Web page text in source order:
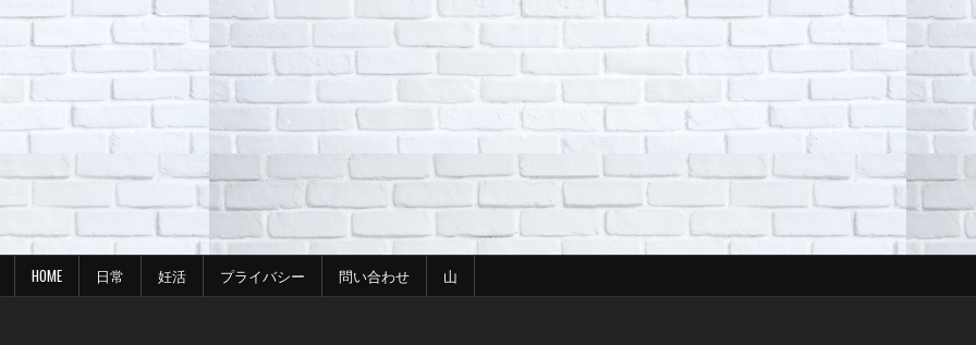
HOME 日常 妊活 プライバシー 問い合わせ 山